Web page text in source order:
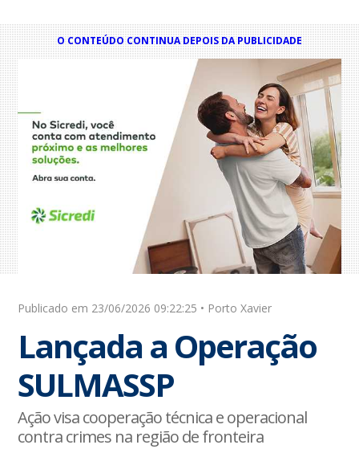
O CONTEÚDO CONTINUA DEPOIS DA PUBLICIDADE
Publicado em 23/06/2026 09:22:25 • Porto Xavier
Lançada a Operação
SULMASSP
Ação visa cooperação técnica e operacional
contra crimes na região de fronteira